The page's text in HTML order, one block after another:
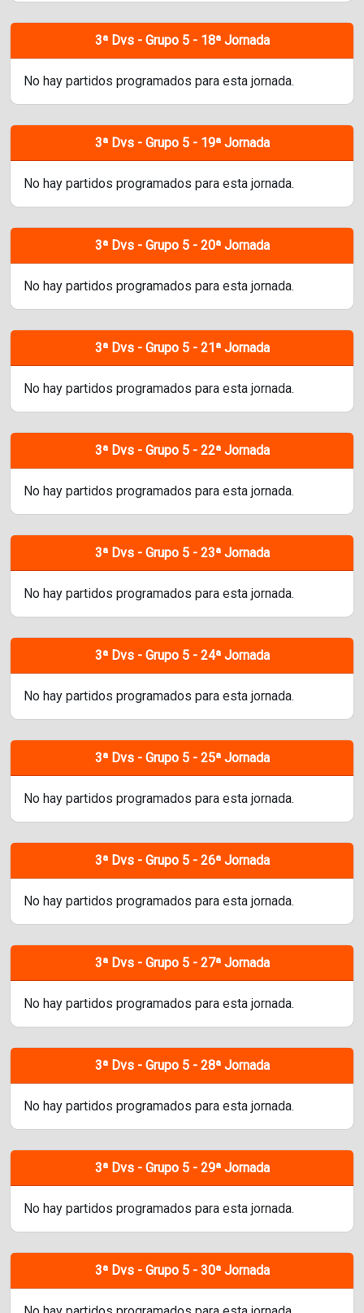
3ª Dvs - Grupo 5 - 18ª Jornada
No hay partidos programados para esta jornada.
3ª Dvs - Grupo 5 - 19ª Jornada
No hay partidos programados para esta jornada.
3ª Dvs - Grupo 5 - 20ª Jornada
No hay partidos programados para esta jornada.
3ª Dvs - Grupo 5 - 21ª Jornada
No hay partidos programados para esta jornada.
3ª Dvs - Grupo 5 - 22ª Jornada
No hay partidos programados para esta jornada.
3ª Dvs - Grupo 5 - 23ª Jornada
No hay partidos programados para esta jornada.
3ª Dvs - Grupo 5 - 24ª Jornada
No hay partidos programados para esta jornada.
3ª Dvs - Grupo 5 - 25ª Jornada
No hay partidos programados para esta jornada.
3ª Dvs - Grupo 5 - 26ª Jornada
No hay partidos programados para esta jornada.
3ª Dvs - Grupo 5 - 27ª Jornada
No hay partidos programados para esta jornada.
3ª Dvs - Grupo 5 - 28ª Jornada
No hay partidos programados para esta jornada.
3ª Dvs - Grupo 5 - 29ª Jornada
No hay partidos programados para esta jornada.
3ª Dvs - Grupo 5 - 30ª Jornada